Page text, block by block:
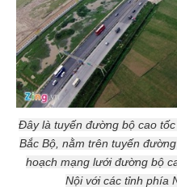
Đây là tuyến đường bộ cao
Bắc Bộ, nằm trên tuyến
hoạch mạng lưới đường bộ
Nội với các tỉnh phía